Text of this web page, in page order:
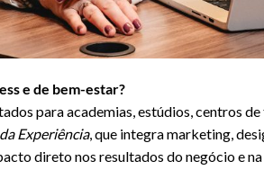
e de bem-estar?
para academias, estúdios, centros
Experiência, que integra marketing,
direto nos resultados do negócio e